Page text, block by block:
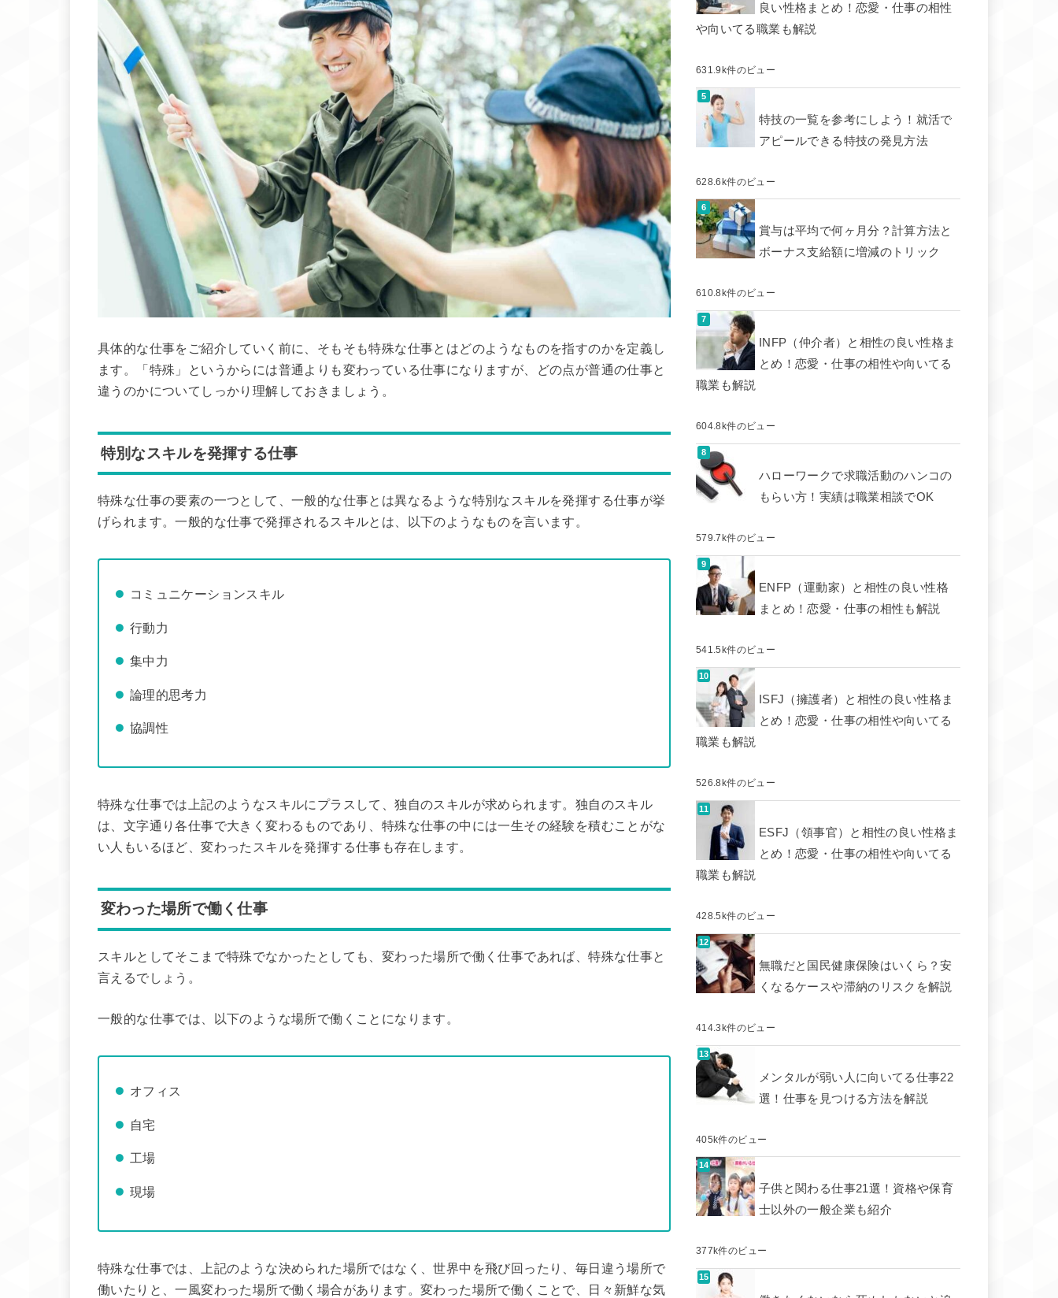
具体的な仕事をご紹介していく前に、そもそも特殊な仕事とはどのようなものを指すのかを定義し
ます。「特殊」というからには普通よりも変わっている仕事になりますが、どの点が普通の仕事と
違うのかについてしっかり理解しておきましょう。
特別なスキルを発揮する仕事
特殊な仕事の要素の一つとして、一般的な仕事とは異なるような特別なスキルを発揮する仕事が挙
げられます。一般的な仕事で発揮されるスキルとは、以下のようなものを言います。
コミュニケーションスキル
行動力
集中力
論理的思考力
協調性
特殊な仕事では上記のようなスキルにプラスして、独自のスキルが求められます。独自のスキル
は、文字通り各仕事で大きく変わるものであり、特殊な仕事の中には一生その経験を積むことがな
い人もいるほど、変わったスキルを発揮する仕事も存在します。
変わった場所で働く仕事
スキルとしてそこまで特殊でなかったとしても、変わった場所で働く仕事であれば、特殊な仕事と
言えるでしょう。
一般的な仕事では、以下のような場所で働くことになります。
オフィス
自宅
工場
現場
特殊な仕事では、上記のような決められた場所ではなく、世界中を飛び回ったり、毎日違う場所で
働いたりと、一風変わった場所で働く場合があります。変わった場所で働くことで、日々新鮮な気
良い性格まとめ！恋愛・仕事の相性
や向いてる職業も解説
631.9k件のビュー
特技の一覧を参考にしよう！就活で
アピールできる特技の発見方法
628.6k件のビュー
賞与は平均で何ヶ月分？計算方法と
ボーナス支給額に増減のトリック
610.8k件のビュー
INFP（仲介者）と相性の良い性格ま
とめ！恋愛・仕事の相性や向いてる
職業も解説
604.8k件のビュー
ハローワークで求職活動のハンコの
もらい方！実績は職業相談でOK
579.7k件のビュー
ENFP（運動家）と相性の良い性格
まとめ！恋愛・仕事の相性も解説
541.5k件のビュー
ISFJ（擁護者）と相性の良い性格ま
とめ！恋愛・仕事の相性や向いてる
職業も解説
526.8k件のビュー
ESFJ（領事官）と相性の良い性格ま
とめ！恋愛・仕事の相性や向いてる
職業も解説
428.5k件のビュー
無職だと国民健康保険はいくら？安
くなるケースや滞納のリスクを解説
414.3k件のビュー
メンタルが弱い人に向いてる仕事22
選！仕事を見つける方法を解説
405k件のビュー
子供と関わる仕事21選！資格や保育
士以外の一般企業も紹介
377k件のビュー